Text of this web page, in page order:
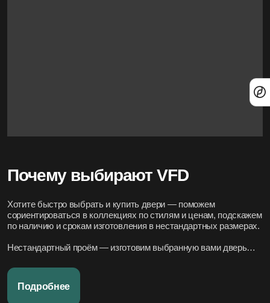
Почему выбирают VFD
Хотите быстро выбрать и купить двери — поможем
сориентироваться в коллекциях по стилям и ценам, подскажем
по наличию и срокам изготовления в нестандартных размерах.
Нестандартный проём — изготовим выбранную вами дверь
подходящие модели по дизайн-проекту или по фото.
Подробнее